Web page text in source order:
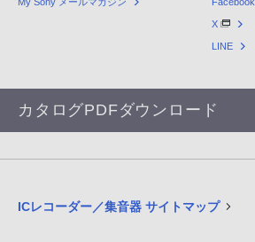
X
LINE
カタログPDFダウンロード
ICレコーダー／集音器 サイトマップ